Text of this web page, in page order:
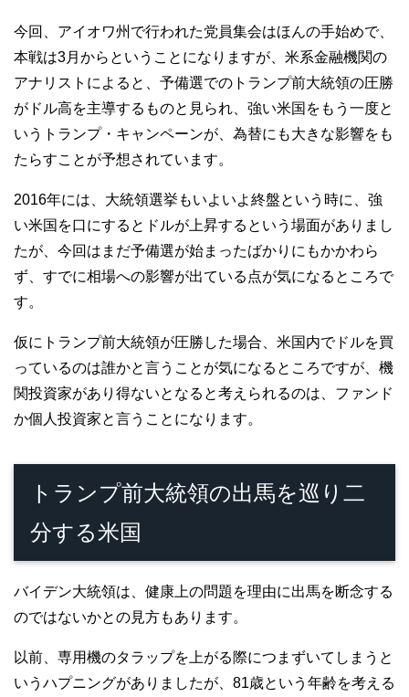
今回、アイオワ州で行われた党員集会はほんの手始めで、
本戦は3月からということになりますが、米系金融機関の
アナリストによると、予備選でのトランプ前大統領の圧勝
がドル高を主導するものと見られ、強い米国をもう一度と
いうトランプ・キャンペーンが、為替にも大きな影響をも
たらすことが予想されています。
2016年には、大統領選挙もいよいよ終盤という時に、強
い米国を口にするとドルが上昇するという場面がありまし
たが、今回はまだ予備選が始まったばかりにもかかわら
ず、すでに相場への影響が出ている点が気になるところで
す。
仮にトランプ前大統領が圧勝した場合、米国内でドルを買
っているのは誰かと言うことが気になるところですが、機
関投資家があり得ないとなると考えられるのは、ファンド
か個人投資家と言うことになります。
トランプ前大統領の出馬を巡り二
分する米国
バイデン大統領は、健康上の問題を理由に出馬を断念する
のではないかとの見方もあります。
以前、専用機のタラップを上がる際につまずいてしまうと
いうハプニングがありましたが、81歳という年齢を考える